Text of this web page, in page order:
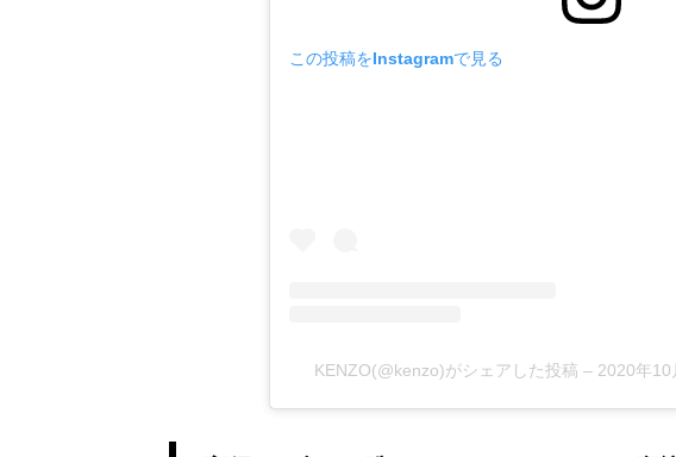
この投稿をInstagramで見る
KENZO(@kenzo)がシェアした投稿 – 2020年10